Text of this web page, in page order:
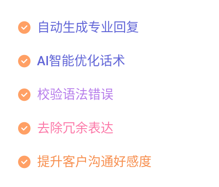
自动生成专业回复
AI智能优化话术
校验语法错误
去除冗余表达
提升客户沟通好感度